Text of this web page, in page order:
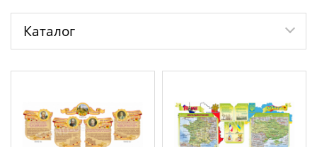
Каталог